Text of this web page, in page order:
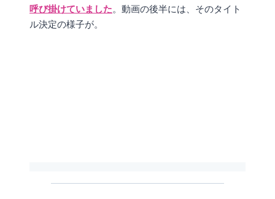
呼び掛けていました。動画の後半には、そのタイト
ル決定の様子が。